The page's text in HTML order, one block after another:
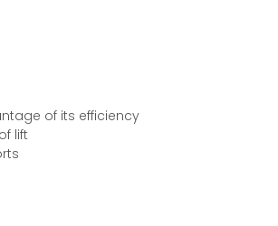
of its efficiency
lift